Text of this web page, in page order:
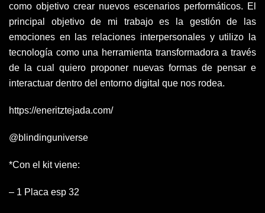
como objetivo crear nuevos escenarios performáticos. El
principal objetivo de mi trabajo es la gestión de las
emociones en las relaciones interpersonales y utilizo la
tecnología como una herramienta transformadora a través
de la cual quiero proponer nuevas formas de pensar e
interactuar dentro del entorno digital que nos rodea.
https://eneritztejada.com/
@blindinguniverse
*Con el kit viene:
– 1 Placa esp 32